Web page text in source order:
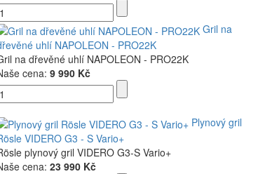
Gril na
uhlí NAPOLEON - PRO22K
na dřevěné uhlí NAPOLEON - PRO22K
cena: 9 990 Kč
Plynový gril
VIDERO G3 - S Vario+
plynový gril VIDERO G3-S Vario+
cena: 23 990 Kč